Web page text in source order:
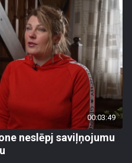
00:03:49
neslēpj saviļņojumu